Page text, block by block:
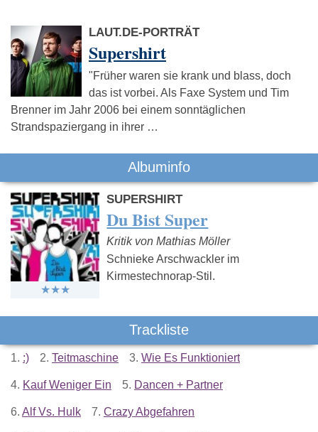
LAUT.DE-PORTRÄT
Supershirt
"Früher waren sie krank und blass, doch
das ist vorbei. Als Faxe System und Tim
Brenner im Jahr 2006 bei einem sonntäglichen
Strandspaziergang in ihrer …
Albuminfo
SUPERSHIRT
Du Bist Super
Kritik von Mathias Möller
Schnieke Arschwackler im
Kirmestechnorap-Stil.
Trackliste
1. :) 2. Teitmaschine 3. Wie Es Funktioniert
4. Kauf Weniger Ein 5. Dancen + Partner
6. Alf Vs. Hulk 7. Crazy Abgefahren